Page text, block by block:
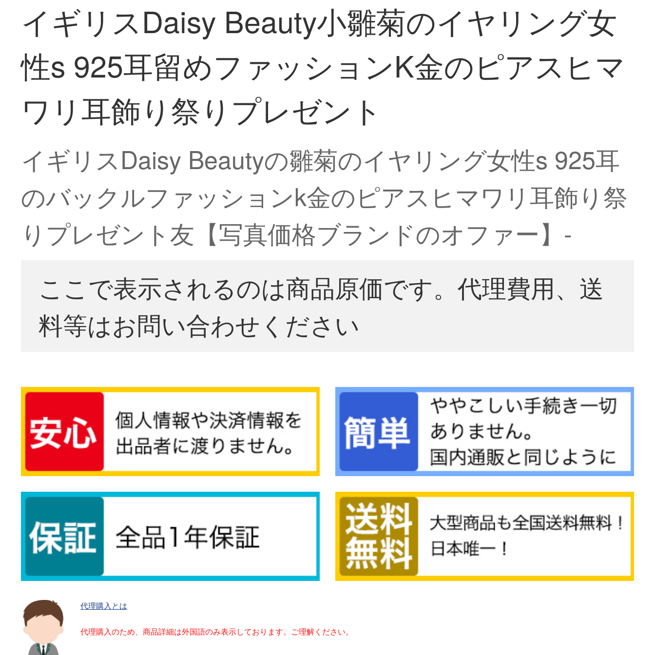
イギリスDaisy Beauty小雛菊のイヤリング女
性s 925耳留めファッションK金のピアスヒマ
ワリ耳飾り祭りプレゼント
イギリスDaisy Beautyの雛菊のイヤリング女性s 925耳
のバックルファッションk金のピアスヒマワリ耳飾り祭
りプレゼント友【写真価格ブランドのオファー】-
ここで表示されるのは商品原価です。代理費用、送
料等はお問い合わせください
代理購入とは
代理購入のため、商品詳細は外国語のみ表示しております。ご理解ください。